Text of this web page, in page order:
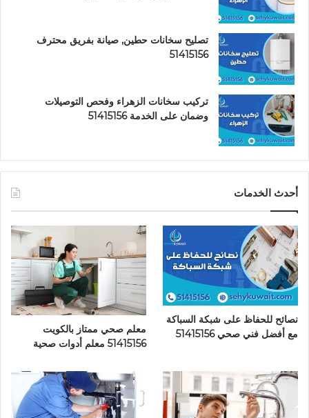
تصليح سخانات حطين, صيانة بفريق محترف
51415156
تركيب سخانات الزهراء وفحص التوصيلات
وضمان على الخدمة 51415156
أحدث الخدمات
نصائح للحفاظ على شبكة السباكة
مع أفضل فني صحي 51415156
معلم صحي ممتاز بالكويت
51415156 معلم أدوات صحية